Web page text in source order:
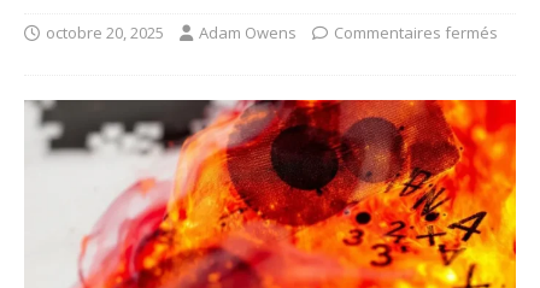
octobre 20, 2025 Adam Owens Commentaires fermés